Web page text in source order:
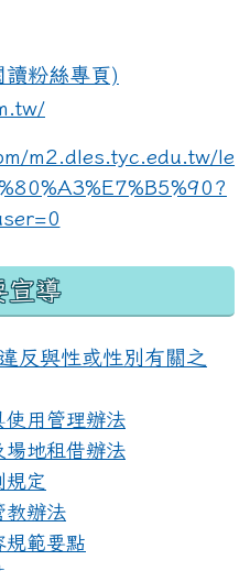
link to https://
宣導
反與性或性別有關之
使用管理辦法
場地租借辦法
規定
教辦法
規範要點